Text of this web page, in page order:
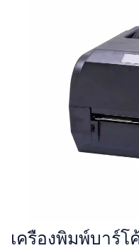
เครื่องพิมพ์บาร์โ